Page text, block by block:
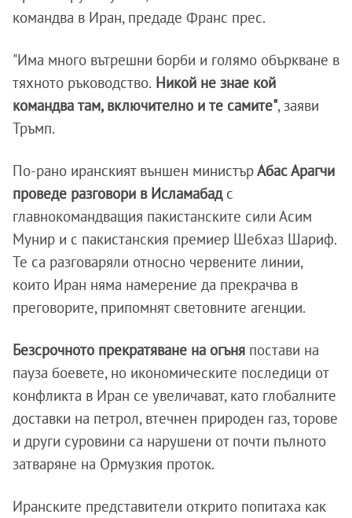
командва в Иран, предаде Франс прес.
"Има много вътрешни борби и голямо объркване в
тяхното ръководство. Никой не знае кой
командва там, включително и те самите", заяви
Тръмп.
По-рано иранският външен министърАбас Арагчи
проведе разговори в Исламабад с
главнокомандващия пакистанските сили Асим
Мунир и с пакистанския премиер Шебхаз Шариф.
Те са разговаряли относно червените линии,
които Иран няма намерение да прекрачва в
преговорите, припомнят световните агенции.
Безсрочното прекратяване на огъня постави на
пауза боевете, но икономическите последици от
конфликта в Иран се увеличават, като глобалните
доставки на петрол, втечнен природен газ, торове
и други суровини са нарушени от почти пълното
затваряне на Ормузкия проток.
Иранските представители открито попитаха как